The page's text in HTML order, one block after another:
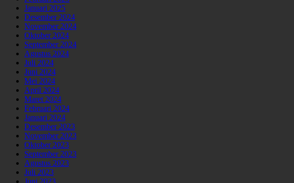
Januari 2025
Desember 2024
November 2024
Oktober 2024
September 2024
Agustus 2024
Juli 2024
Juni 2024
Mei 2024
April 2024
Maret 2024
Februari 2024
Januari 2024
Desember 2023
November 2023
Oktober 2023
September 2023
Agustus 2023
Juli 2023
Juni 2023